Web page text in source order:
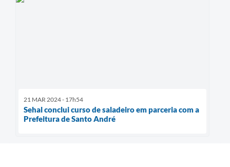
21 MAR 2024 - 17h54
Sehal conclui curso de saladeiro em parceria com a
Prefeitura de Santo André